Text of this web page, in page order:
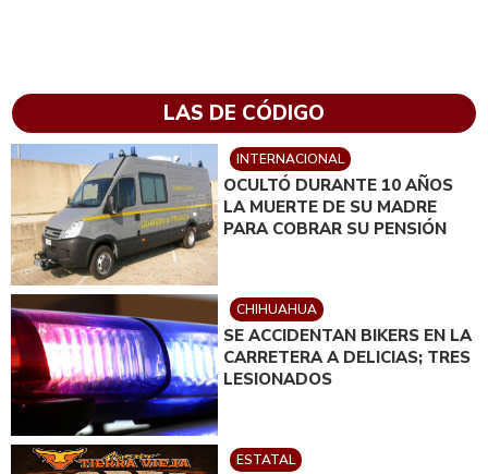
LAS DE CÓDIGO
INTERNACIONAL
OCULTÓ DURANTE 10 AÑOS
LA MUERTE DE SU MADRE
PARA COBRAR SU PENSIÓN
CHIHUAHUA
SE ACCIDENTAN BIKERS EN LA
CARRETERA A DELICIAS; TRES
LESIONADOS
ESTATAL